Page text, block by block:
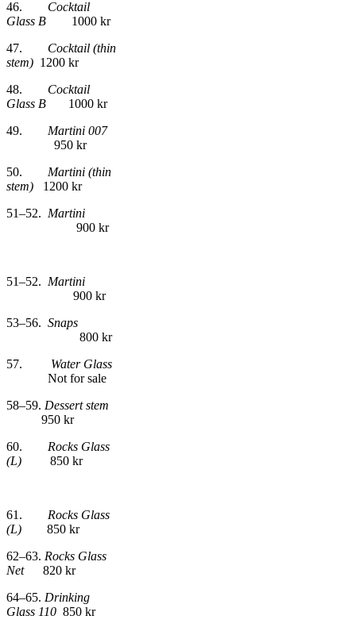
46. Cocktail
Glass B
1000 kr
47. Cocktail (thin
stem) 1200 kr
48. Cocktail
Glass B 1000 kr
49. Martini 007
950 kr
50. Martini (thin
stem) 1200 kr
51–52. Martini
900 kr
51–52. Martini
900 kr
53–56. Snaps
800 kr
57. Water Glass
Not for sale
58–59. Dessert stem
950 kr
60. Rocks Glass
(L) 850 kr
61. Rocks Glass
(L) 850 kr
62–63. Rocks Glass
Net820 kr
64–65. Drinking
Glass 110 850 kr